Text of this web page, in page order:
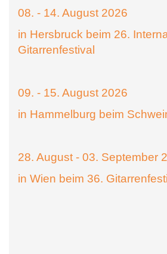
08. - 14. August 2026
in Hersbruck beim 26.
Gitarrenfestival
09. - 15. August 2026
in Hammelburg beim
28. August - 03. September
in Wien beim 36.